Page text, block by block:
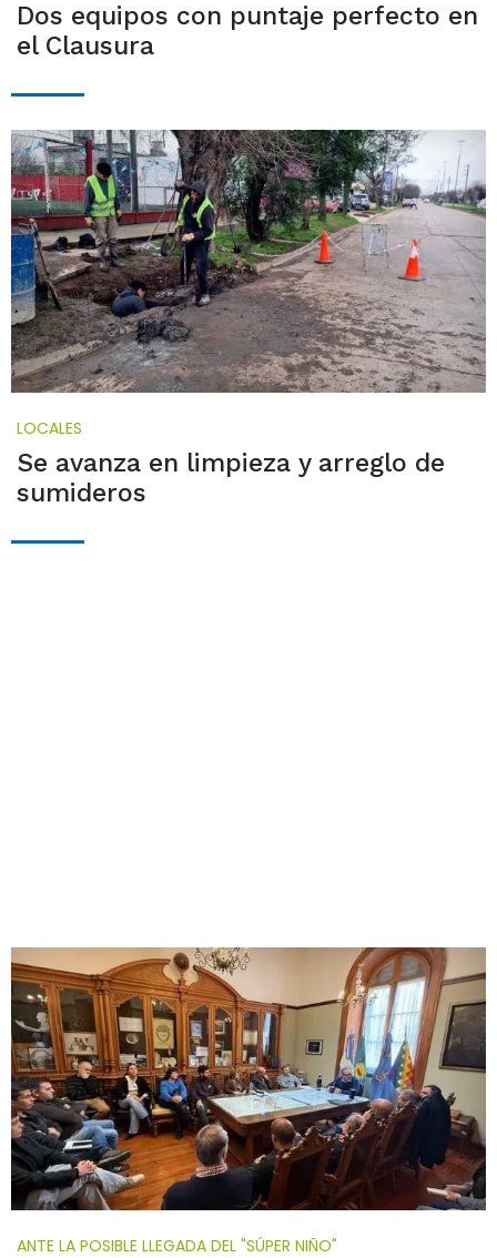
Dos equipos con puntaje perfecto en
el Clausura
LOCALES
Se avanza en limpieza y arreglo de
sumideros
ANTE LA POSIBLE LLEGADA DEL "SÚPER NIÑO"